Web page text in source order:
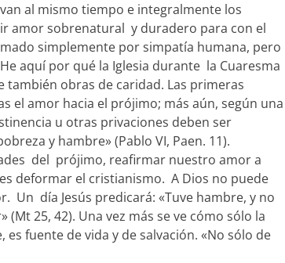
al mismo tiempo e integralmente los
amor sobrenatural y duradero para con el
simplemente por simpatía humana, pero
aquí por qué la Iglesia durante la Cuaresma
también obras de caridad. Las primeras
el amor hacia el prójimo; más aún, según una
u otras privaciones deben ser
y hambre» (Pablo VI, Paen. 11).
del prójimo, reafirmar nuestro amor a
deformar el cristianismo. A Dios no puede
Un día Jesús predicará: «Tuve hambre, y no
25, 42). Una vez más se ve cómo sólo la
fuente de vida y de salvación. «No sólo de